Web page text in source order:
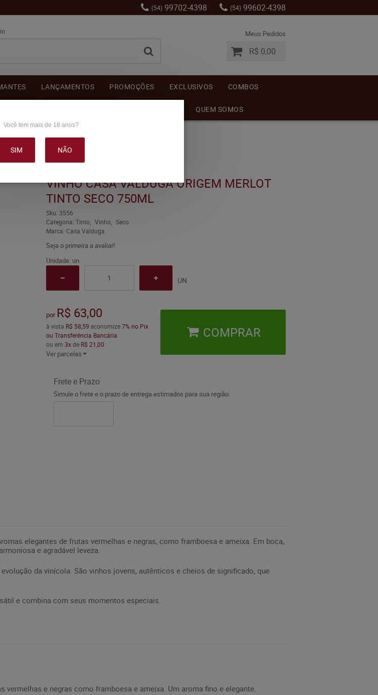
(54) 99702-4398 (54) 99602-4398
Meus Pedidos
R$ 0,00
LANÇAMENTOS PROMOÇÕES EXCLUSIVOS COMBOS
QUEM SOMOS
SECO 750ML
VINHO CASA VALDUGA ORIGEM MERLOT
TINTO SECO 750ML
Sku: 3556
Categoria: Tinto Vinho
Seco
Marca: Casa Valduga
Seja o primeira a avaliar!
Unidade: un
UN
por R$ 63,00
à vista R$ 58,59 economize7% no Pix
ou Transferência Bancária
ou em 3xde R$ 21,00
Ver parcelas
COMPRAR
Frete e Prazo
Simule o frete e o prazo de entrega estimados para sua região:
elegantes de frutas vermelhas e negras, como framboesa e ameixa. Em boca,
e agradável leveza.
da vinícola. São vinhos jovens, autênticos e cheios de significado, que
e combina com seus momentos especiais.
e negras como framboesa e ameixa. Um aroma fino e elegante.
Você tem mais de 18 anos?
SIM NÃO